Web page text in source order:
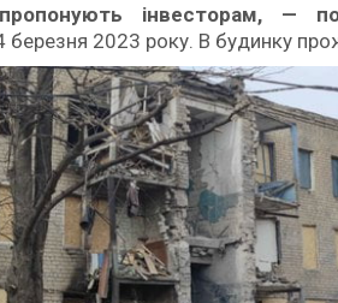
інвесторам, —
2023 року. В будинку